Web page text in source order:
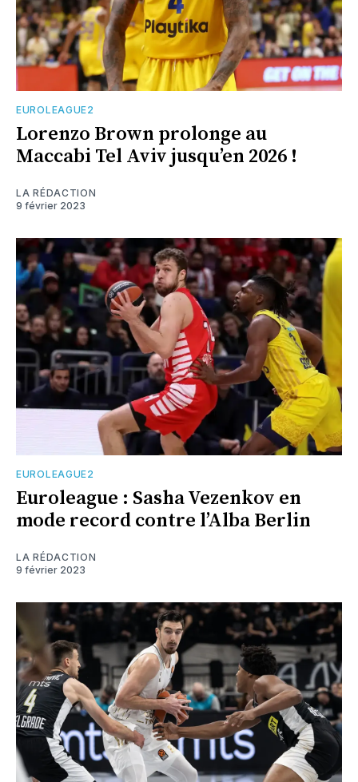
EUROLEAGUE2
Lorenzo Brown prolonge au
Maccabi Tel Aviv jusqu’en 2026 !
LA RÉDACTION
9 février 2023
EUROLEAGUE2
Euroleague : Sasha Vezenkov en
mode record contre l’Alba Berlin
LA RÉDACTION
9 février 2023